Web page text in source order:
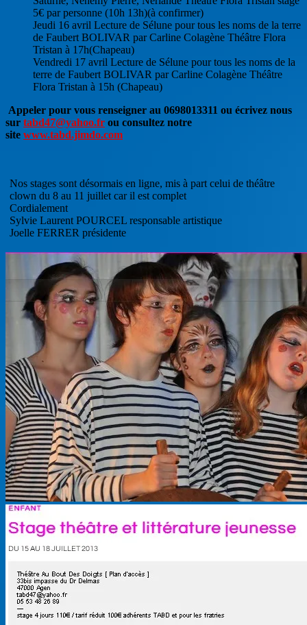
5€ par personne (10h 13h)(à confirmer)
Jeudi 16 avril Lecture de Sélune pour tous les noms de la terre
de Faubert BOLIVAR par Carline Colagène Théâtre Flora
Tristan à 17h(Chapeau)
Vendredi 17 avril Lecture de Sélune pour tous les noms de la
terre de Faubert BOLIVAR par Carline Colagène Théâtre
Flora Tristan à 15h (Chapeau)
Appeler pour vous renseigner au 0698013311 ou écrivez nous
sur tabd47@yahoo.fr ou consultez notre
site www.tabd.jimdo.com
Nos stages sont désormais en ligne, mis à part celui de théâtre
clown du 8 au 11 juillet car il est complet
Cordialement
Sylvie Laurent POURCEL responsable artistique
Joelle FERRER présidente